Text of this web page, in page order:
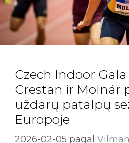
Czech Indoor
Crestan ir Molnár
uždarų patalpų
Europoje
2026-02-05 pagal